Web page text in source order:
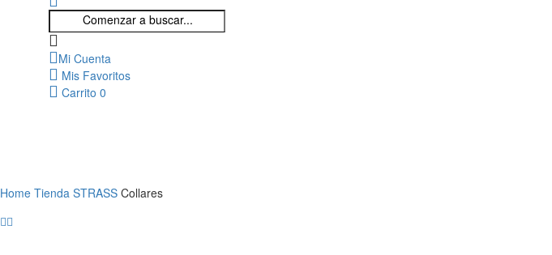
Mi Cuenta
Mis Favoritos
Carrito 0
Home Tienda STRASS Collares